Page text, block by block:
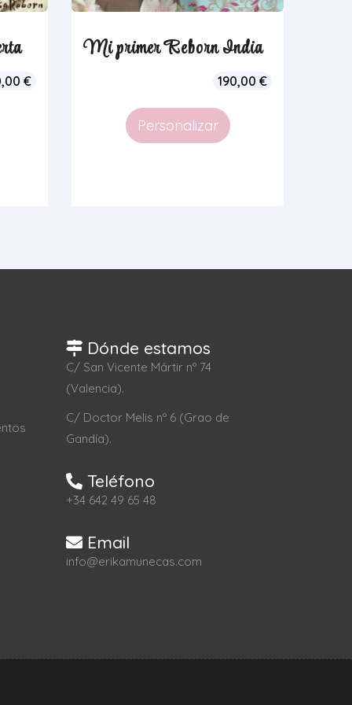
€
Mi primer Reborn India
190,00 €
Personalizar
Dónde estamos
C/ San Vicente Mártir nº 74
(Valencia).
C/ Doctor Melis nº 6 (Grao de
Gandía).
Teléfono
+34 642 49 65 48
Email
info@erikamunecas.com